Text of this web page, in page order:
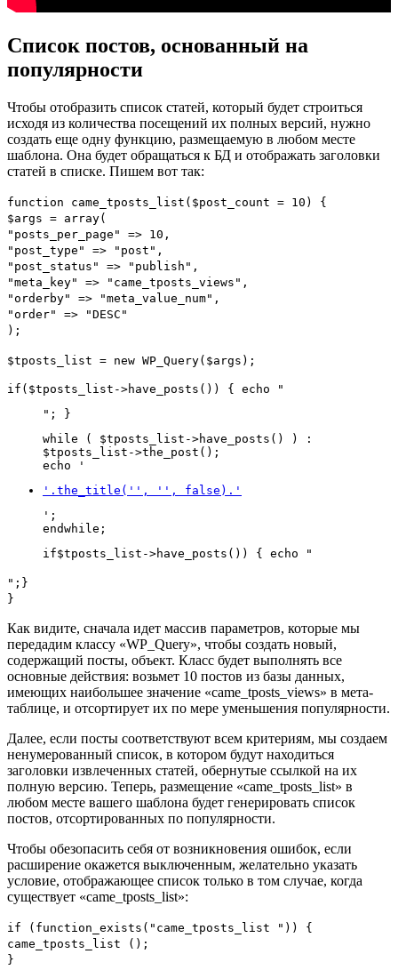
Список постов, основанный на
популярности
Чтобы отобразить список статей, который будет строиться
исходя из количества посещений их полных версий, нужно
создать еще одну функцию, размещаемую в любом месте
шаблона. Она будет обращаться к БД и отображать заголовки
статей в списке. Пишем вот так:
function came_tposts_list ( $post_count = 10 )
{
$args = array(
"posts_per_page"
=> 10 ,
"post_type"
=> "post" ,
"post_status"
=> "publish" ,
"meta_key"
=> "came_tposts_views" ,
"orderby"
=> "meta_value_num" ,
"order"
=>
"DESC"
);
$tposts_list = new WP_Query( $args );
if ( $tposts_list ->have_posts ()) { echo
"
" ;
}
while
( $tposts_list ->have_posts () )
:
$tposts_list ->the_post ();
echo
'
' . the_title ( '' , '' , false ). '
' ;
endwhile ;
if$tposts_list ->have_posts ()) { echo "
";}
}
Как видите, сначала идет массив параметров, которые мы
передадим классу «WP_Query», чтобы создать новый,
содержащий посты, объект. Класс будет выполнять все
основные действия: возьмет 10 постов из базы данных,
имеющих наибольшее значение «came_tposts_views» в мета-
таблице, и отсортирует их по мере уменьшения популярности.
Далее, если посты соответствуют всем критериям, мы создаем
ненумерованный список, в котором будут находиться
заголовки извлеченных статей, обернутые ссылкой на их
полную версию. Теперь, размещение «came_tposts_list» в
любом месте вашего шаблона будет генерировать список
постов, отсортированных по популярности.
Чтобы обезопасить себя от возникновения ошибок, если
расширение окажется выключенным, желательно указать
условие, отображающее список только в том случае, когда
существует «came_tposts_list»:
if ( function_exists ( "came_tposts_list " ))
{
came_tposts_list
();
}